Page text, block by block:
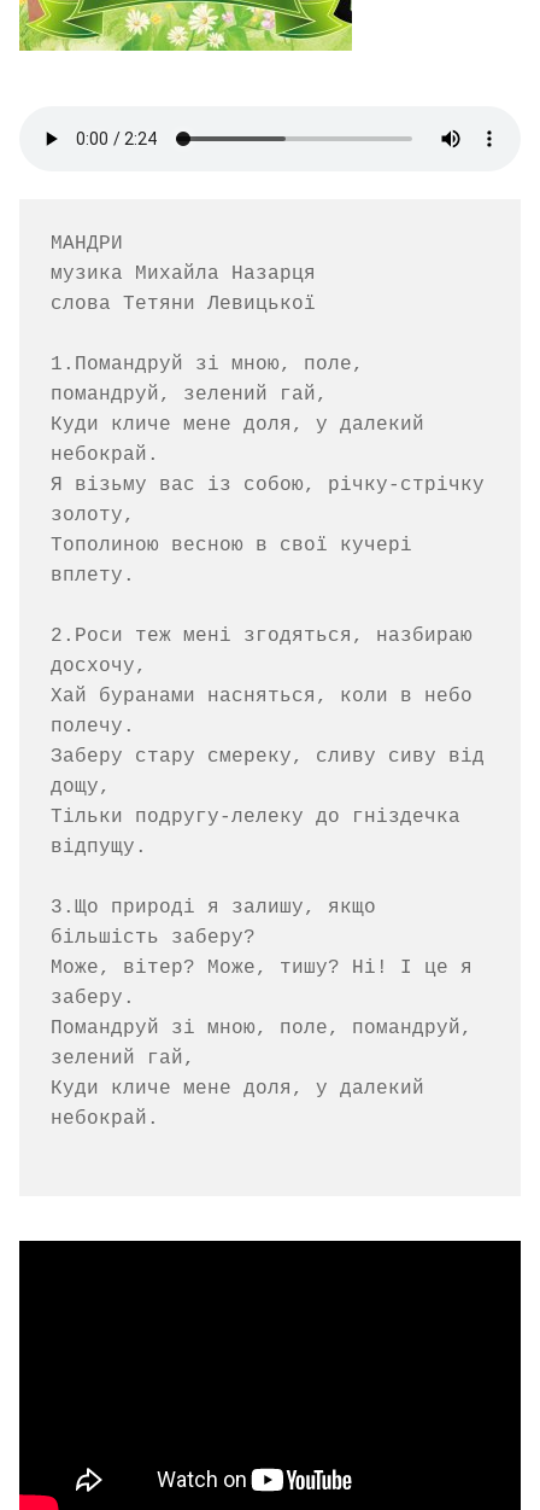
МАНДРИ
музика Михайла Назарця
слова Тетяни Левицької
1.Помандруй зі мною, поле,
помандруй, зелений гай,
Куди кличе мене доля, у далекий
небокрай.
Я візьму вас із собою, річку-стрічку
золоту,
Тополиною весною в свої кучері
вплету.
2.Роси теж мені згодяться, назбираю
досхочу,
Хай буранами насняться, коли в небо
полечу.
Заберу стару смереку, сливу сиву від
дощу,
Тільки подругу-лелеку до гніздечка
відпущу.
3.Що природі я залишу, якщо
більшість заберу?
Може, вітер? Може, тишу? Ні! І це я
заберу.
Помандруй зі мною, поле, помандруй,
зелений гай,
Куди кличе мене доля, у далекий
небокрай.